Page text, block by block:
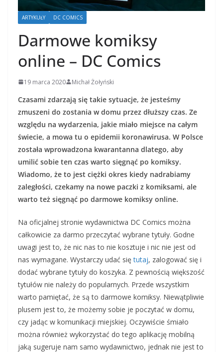
ARTYKUŁY DC COMICS
Darmowe komiksy
online – DC Comics
19 marca 2020 Michał Żołyński
Czasami zdarzają się takie sytuacje, że jesteśmy
zmuszeni do zostania w domu przez dłuższy czas. Ze
względu na wydarzenia, jakie miało miejsce na całym
świecie, a mowa tu o epidemii koronawirusa. W Polsce
została wprowadzona kwarantanna dlatego, aby
umilić sobie ten czas warto sięgnąć po komiksy.
Wiadomo, że to jest ciężki okres kiedy nadrabiamy
zaległości, czekamy na nowe paczki z komiksami, ale
warto też sięgnąć po darmowe komiksy online.
Na oficjalnej stronie wydawnictwa DC Comics można
całkowicie za darmo przeczytać wybrane tytuły. Godne
uwagi jest to, że nic nas to nie kosztuje i nic nie jest od
nas wymagane. Wystarczy udać siętutaj, zalogować się i
dodać wybrane tytuły do koszyka. Z pewnością większość
tytułów nie należy do popularnych. Przede wszystkim
warto pamiętać, że są to darmowe komiksy. Niewątpliwie
plusem jest to, że możemy sobie je poczytać w domu,
czy jadąc w komunikacji miejskiej. Oczywiście śmiało
można również wykorzystać do tego aplikację mobilną
jaką sugeruje nam samo wydawnictwo, jednak nie jest to